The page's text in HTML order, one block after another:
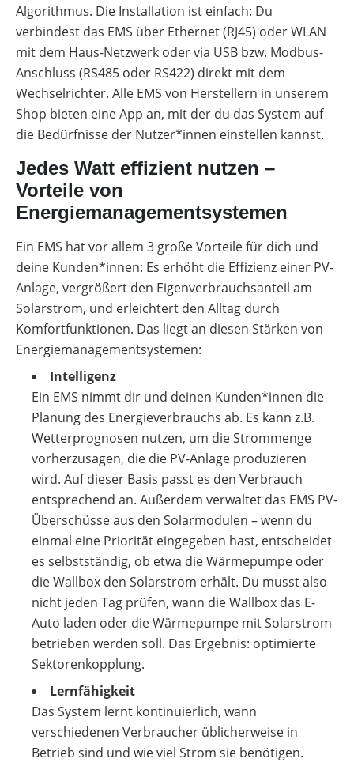
Algorithmus. Die Installation ist einfach: Du
verbindest das EMS über Ethernet (RJ45) oder WLAN
mit dem Haus-Netzwerk oder via USB bzw. Modbus-
Anschluss (RS485 oder RS422) direkt mit dem
Wechselrichter. Alle EMS von Herstellern in unserem
Shop bieten eine App an, mit der du das System auf
die Bedürfnisse der Nutzer*innen einstellen kannst.
Jedes Watt effizient nutzen –
Vorteile von
Energiemanagementsystemen
Ein EMS hat vor allem 3 große Vorteile für dich und
deine Kunden*innen: Es erhöht die Effizienz einer PV-
Anlage, vergrößert den Eigenverbrauchsanteil am
Solarstrom, und erleichtert den Alltag durch
Komfortfunktionen. Das liegt an diesen Stärken von
Energiemanagementsystemen:
Intelligenz
Ein EMS nimmt dir und deinen Kunden*innen die
Planung des Energieverbrauchs ab. Es kann z.B.
Wetterprognosen nutzen, um die Strommenge
vorherzusagen, die die PV-Anlage produzieren
wird. Auf dieser Basis passt es den Verbrauch
entsprechend an. Außerdem verwaltet das EMS PV-
Überschüsse aus den Solarmodulen – wenn du
einmal eine Priorität eingegeben hast, entscheidet
es selbstständig, ob etwa die Wärmepumpe oder
die Wallbox den Solarstrom erhält. Du musst also
nicht jeden Tag prüfen, wann die Wallbox das E-
Auto laden oder die Wärmepumpe mit Solarstrom
betrieben werden soll. Das Ergebnis: optimierte
Sektorenkopplung.
Lernfähigkeit
Das System lernt kontinuierlich, wann
verschiedenen Verbraucher üblicherweise in
Betrieb sind und wie viel Strom sie benötigen.